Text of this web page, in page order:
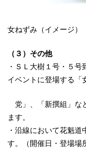
女ねずみ（イメージ）
（３）その他
・ＳＬ大樹１号・５
イベントに登場する
党」、「新撰組」な
ます。
・沿線において花魁
す。（開催日・登場場